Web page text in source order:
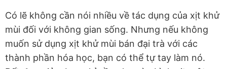
Có lẽ không cần nói nhiều về tác dụng của xịt khử
mùi đối với không gian sống. Nhưng nếu không
muốn sử dụng xịt khử mùi bán đại trà với các
thành phần hóa học, bạn có thể tự tay làm nó.